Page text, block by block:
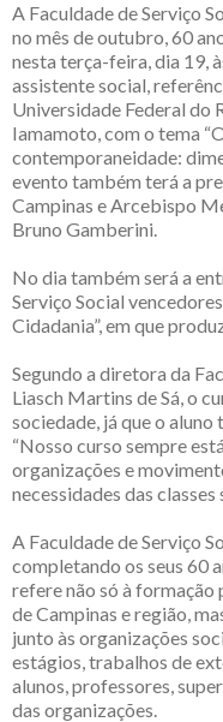
A Faculdade de Serviço
no mês de outubro, 60
nesta terça-feira, dia 19,
assistente social,
Universidade Federal do
Iamamoto, com o tema
contemporaneidade:
evento também terá a
Campinas e Arcebispo
Bruno Gamberini.
No dia também será a
Serviço Social
Cidadania”, em que
Segundo a diretora da
Liasch Martins de Sá, o
sociedade, já que o
“Nosso curso sempre
organizações e
necessidades das
A Faculdade de Serviço
completando os seus 60
refere não só à
de Campinas e região,
junto às organizações
estágios, trabalhos de
alunos, professores,
das organizações.